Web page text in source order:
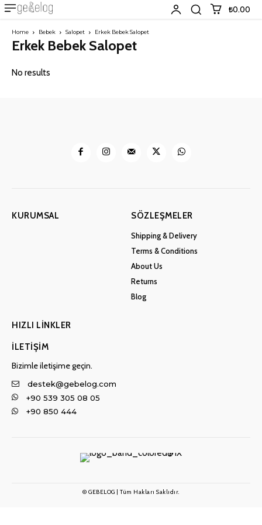
₺0.00
Home Bebek Salopet Erkek Bebek Salopet
Erkek Bebek Salopet
KURUMSAL SÖZLEŞMELER
Shipping & Delivery
Terms & Conditions
About Us
Returns
Blog
HIZLI LINKLER
İLETIŞIM
Bizimle iletişime geçin.
destek@gebelog.com
+90 539 305 08 05
+90 850 444
© GEBELOG | Tüm Hakları Saklıdır.